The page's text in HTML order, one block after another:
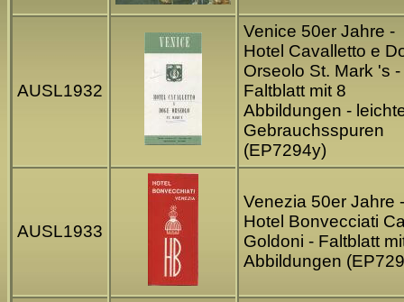
AUSL1932
Venice 50er Jahre -
Hotel Cavalletto e
Orseolo St. Mark 's -
Faltblatt mit 8
Abbildungen -
Gebrauchsspuren
(EP7294y)
AUSL1933
Venezia 50er Jahre -
Hotel Bonvecciati
Goldoni - Faltblatt
Abbildungen